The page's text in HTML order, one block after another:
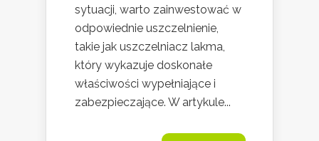
sytuacji, warto zainwestować w
odpowiednie uszczelnienie,
takie jak uszczelniacz lakma,
który wykazuje doskonałe
właściwości wypełniające i
zabezpieczające. W artykule...